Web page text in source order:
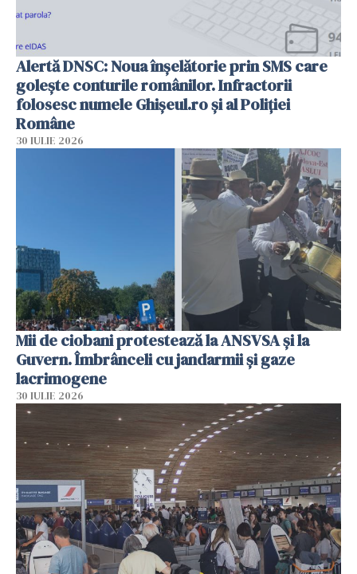
Alertă DNSC: Noua înșelătorie prin SMS care
golește conturile românilor. Infractorii
folosesc numele Ghișeul.ro și al Poliției
Române
30 IULIE 2026
Mii de ciobani protestează la ANSVSA și la
Guvern. Îmbrânceli cu jandarmii și gaze
lacrimogene
30 IULIE 2026